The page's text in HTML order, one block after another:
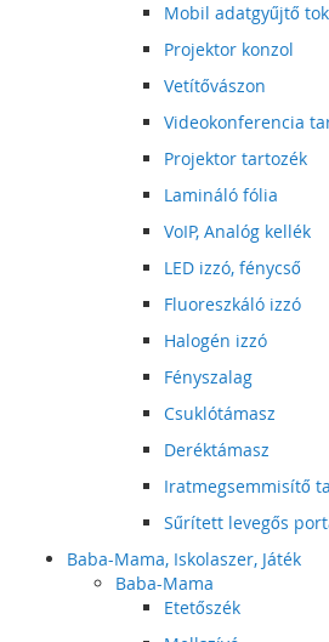
Mobil adatgyűjtő tok
Projektor konzol
Vetítővászon
Videokonferencia
Projektor tartozék
Lamináló fólia
VoIP, Analóg kellék
LED izzó, fénycső
Fluoreszkáló izzó
Halogén izzó
Fényszalag
Csuklótámasz
Deréktámasz
Iratmegsemmisítő
Sűrített levegős
Baba-Mama, Iskolaszer, Játék
Baba-Mama
Etetőszék